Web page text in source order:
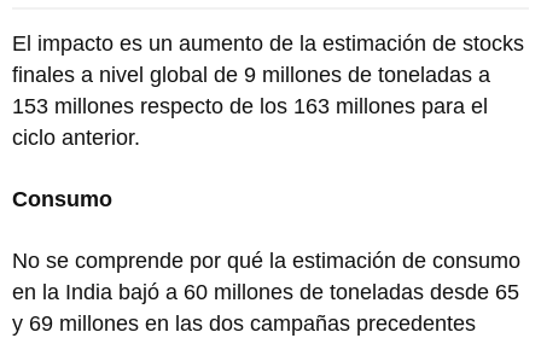
El impacto es un aumento de la estimación de stocks
finales a nivel global de 9 millones de toneladas a
153 millones respecto de los 163 millones para el
ciclo anterior.
Consumo
No se comprende por qué la estimación de consumo
en la India bajó a 60 millones de toneladas desde 65
y 69 millones en las dos campañas precedentes